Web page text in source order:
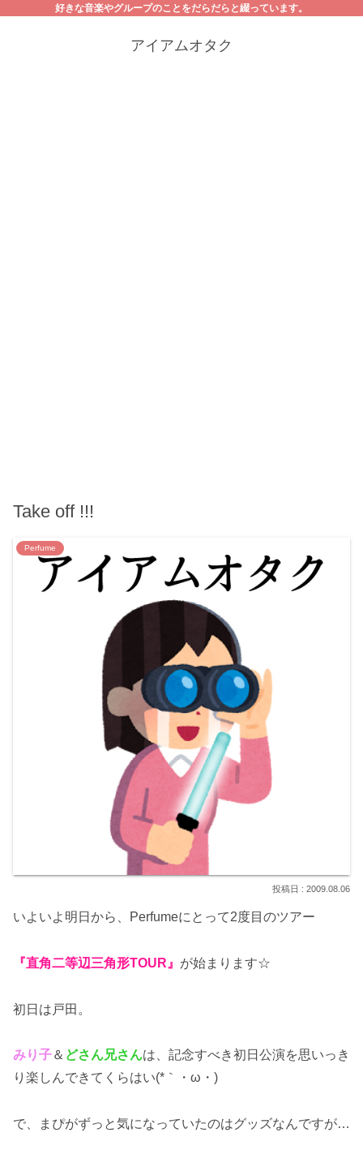
好きな音楽やグループのことをだらだらと綴っています。
アイアムオタク
Take off !!!
Perfume
2009.08.06
いよいよ明日から、Perfumeにとって2度目のツアー
『直角二等辺三角形TOUR』 が始まります☆
初日は戸田。
みり子＆ どさん兄さんは、記念すべき初日公演を思いっき
り楽しんできてくらはい(*｀・ω・)ゞ
で、まぴがずっと気になっていたのはグッズなんですが…